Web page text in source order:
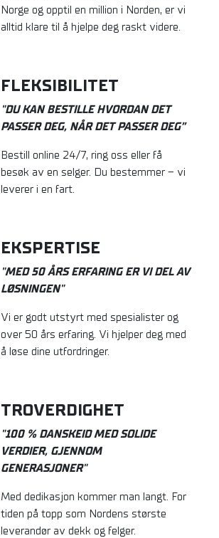
Norge og opptil en million i Norden, er vi
alltid klare til å hjelpe deg raskt videre.
FLEKSIBILITET
"DU KAN BESTILLE HVORDAN DET
PASSER DEG, NÅR DET PASSER DEG”
Bestill online 24/7, ring oss eller få
besøk av en selger. Du bestemmer – vi
leverer i en fart.
EKSPERTISE
"MED 50 ÅRS ERFARING ER VI DEL AV
LØSNINGEN"
Vi er godt utstyrt med spesialister og
over 50 års erfaring. Vi hjelper deg med
å løse dine utfordringer.
TROVERDIGHET
"100 % DANSKEID MED SOLIDE
VERDIER, GJENNOM
GENERASJONER"
Med dedikasjon kommer man langt. For
tiden på topp som Nordens største
leverandør av dekk og felger.